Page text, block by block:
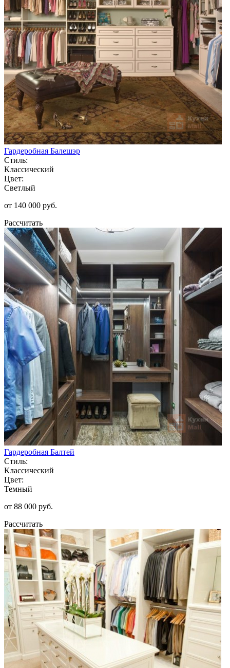
Гардеробная Балешэр
Стиль:
Классический
Цвет:
Светлый
от 140 000 руб.
Рассчитать
Гардеробная Балтей
Стиль:
Классический
Цвет:
Темный
от 88 000 руб.
Рассчитать